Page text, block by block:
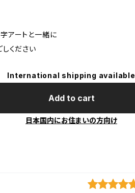
アートと一緒に
ください
International shipping available
Add to cart
日本国内にお住まいの方向け